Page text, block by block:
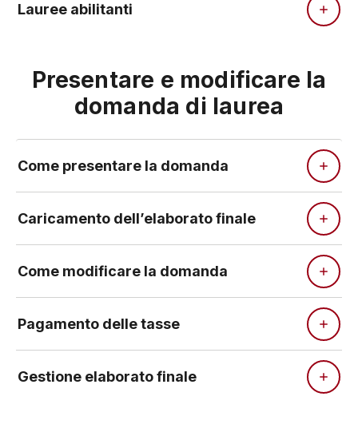
Lauree abilitanti
Presentare e modificare la
domanda di laurea
Come presentare la domanda
Caricamento dell’elaborato finale
Come modificare la domanda
Pagamento delle tasse
Gestione elaborato finale